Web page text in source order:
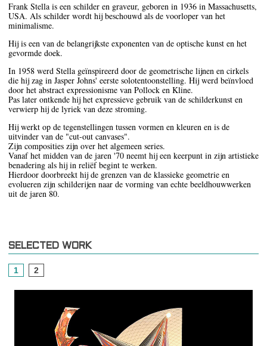
Frank Stella is een schilder en graveur, geboren in 1936 in Massachusetts,
USA. Als schilder wordt hij beschouwd als de voorloper van het
minimalisme.
Hij is een van de belangrijkste exponenten van de optische kunst en het
gevormde doek.
In 1958 werd Stella geïnspireerd door de geometrische lijnen en cirkels
die hij zag in Jasper Johns' eerste solotentoonstelling. Hij werd beïnvloed
door het abstract expressionisme van Pollock en Kline.
Pas later ontkende hij het expressieve gebruik van de schilderkunst en
verwierp hij de lyriek van deze stroming.
Hij werkt op de tegenstellingen tussen vormen en kleuren en is de
uitvinder van de "cut-out canvases".
Zijn composities zijn over het algemeen series.
Vanaf het midden van de jaren '70 neemt hij een keerpunt in zijn artistieke
benadering als hij in reliëf begint te werken.
Hierdoor doorbreekt hij de grenzen van de klassieke geometrie en
evolueren zijn schilderijen naar de vorming van echte beeldhouwwerken
uit de jaren 80.
SELECTED WORK
1 2